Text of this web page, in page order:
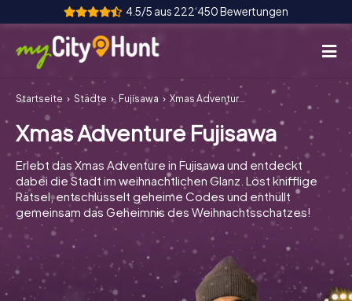
4.5/5 aus 222‘450 Bewertungen
So funktioniert's
Städte
Touren
Teamevent
Tickets
INT AT CH
DE
Startseite Städte Fujisawa Xmas Adventure Fujisawa
Xmas Adventure Fujisawa
Erlebt das Xmas Adventure in Fujisawa und entdeckt
dabei die Stadt im weihnachtlichen Glanz. Löst knifflige
Rätsel, entschlüsselt geheime Codes und enthüllt
gemeinsam das Geheimnis des Weihnachtsschatzes!